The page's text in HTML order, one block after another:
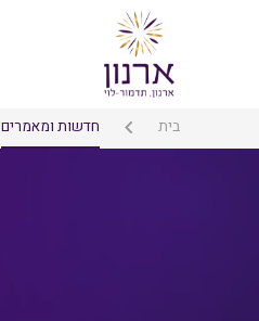
בית חדשות ומאמרים